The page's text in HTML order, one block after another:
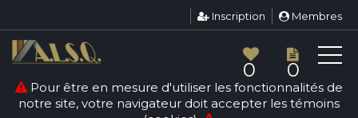
Inscription Membres
0 0
Pour être en mesure d'utiliser les fonctionnalités de
notre site, votre navigateur doit accepter les témoins
LOCATION DE SALLE